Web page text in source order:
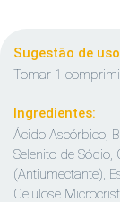
Sugestão de
Tomar 1
Ingredientes:
Ácido Ascórbico,
Selenito de Sódio,
(Antiumectante),
Celulose